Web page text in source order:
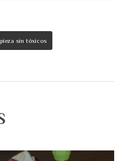
sin tóxicos